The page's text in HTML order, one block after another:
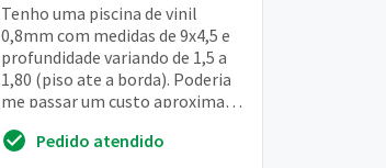
Tenho uma piscina de vinil
0,8mm com medidas de 9x4,5 e
profundidade variando de 1,5 a
1,80 (piso ate a borda). Poderia
me passar um custo aproximado
prazo ...Pedido atendido